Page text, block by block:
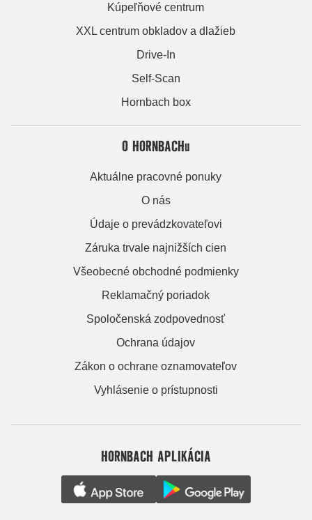
Kúpeľňové centrum
XXL centrum obkladov a dlažieb
Drive-In
Self-Scan
Hornbach box
O HORNBACHu
Aktuálne pracovné ponuky
O nás
Údaje o prevádzkovateľovi
Záruka trvale najnižších cien
Všeobecné obchodné podmienky
Reklamačný poriadok
Spoločenská zodpovednosť
Ochrana údajov
Zákon o ochrane oznamovateľov
Vyhlásenie o prístupnosti
HORNBACH APLIKÁCIA